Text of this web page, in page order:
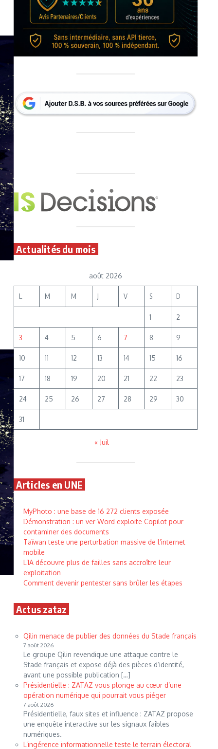
Actualités du mois
août 2026
L M M J V S D
1 2
3 4 5 6 7 8 9
10 11 12 13 14 15 16
17 18 19 20 21 22 23
24 25 26 27 28 29 30
31
« Juil
Articles en UNE
MyPhoto : une base de 16 272 clients exposée
Démonstration : un ver Word exploite Copilot pour
contaminer des documents
Taïwan teste une perturbation massive de l’internet
mobile
L’IA découvre plus de failles sans accroître leur
exploitation
Comment devenir pentester sans brûler les étapes
Actus zataz
Qilin menace de publier des données du Stade français
7 août 2026
Le groupe Qilin revendique une attaque contre le
Stade français et expose déjà des pièces d’identité,
avant une possible publication […]
Présidentielle : ZATAZ vous plonge au cœur d’une
opération numérique qui pourrait vous piéger
7 août 2026
Présidentielle, faux sites et influence : ZATAZ propose
une enquête interactive sur les signaux faibles
numériques.
L’ingérence informationnelle teste le terrain électoral